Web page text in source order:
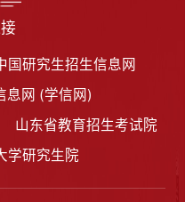
国研究生招生信息网
息网 (学信网)
山东省教育招生考试院
学研究生院